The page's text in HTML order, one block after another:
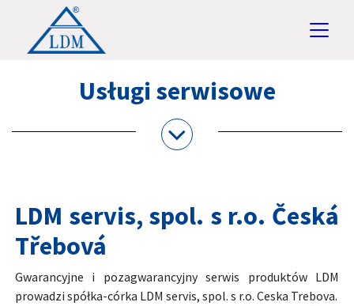
Usługi serwisowe
LDM servis, spol. s r.o. Česká
Třebová
Gwarancyjne i pozagwarancyjny serwis produktów LDM
prowadzi spółka-córka LDM servis, spol. s r.o. Ceska Trebova.